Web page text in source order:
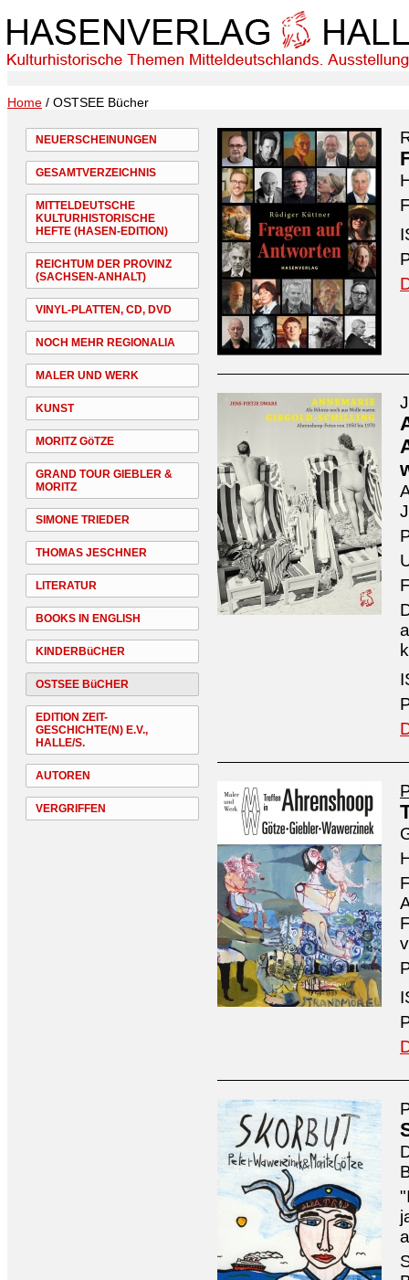
Home / OSTSEE Bücher
NEUERSCHEINUNGEN
GESAMTVERZEICHNIS
MITTELDEUTSCHE
KULTURHISTORISCHE
HEFTE (HASEN-EDITION)
REICHTUM DER PROVINZ
(SACHSEN-ANHALT)
VINYL-PLATTEN, CD, DVD
NOCH MEHR REGIONALIA
MALER UND WERK
KUNST
MORITZ GöTZE
GRAND TOUR GIEBLER &
MORITZ
SIMONE TRIEDER
THOMAS JESCHNER
LITERATUR
BOOKS IN ENGLISH
KINDERBüCHER
OSTSEE BüCHER
EDITION ZEIT-
GESCHICHTE(N) E.V.,
HALLE/S.
AUTOREN
VERGRIFFEN